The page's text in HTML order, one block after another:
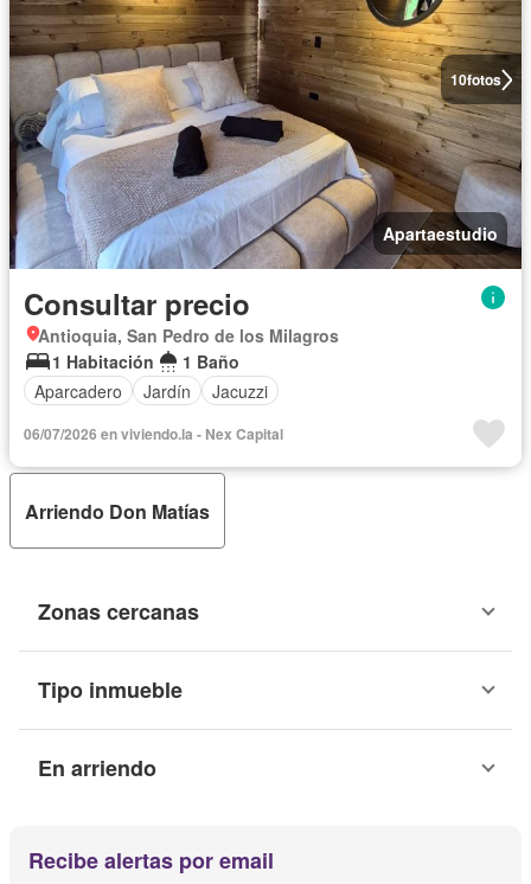
10fotos
Apartaestudio
Consultar precio
Antioquia, San Pedro de los Milagros
1 Habitación
1 Baño
Aparcadero
Jardín Jacuzzi
06/07/2026 en viviendo.la - Nex Capital
Arriendo Don Matías
Zonas cercanas
Tipo inmueble
En arriendo
Recibe alertas por email